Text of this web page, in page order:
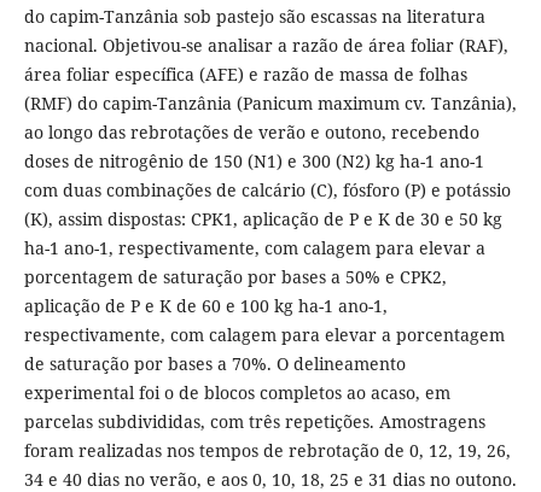
do capim-Tanzânia sob pastejo são escassas na literatura
nacional. Objetivou-se analisar a razão de área foliar (RAF),
área foliar específica (AFE) e razão de massa de folhas
(RMF) do capim-Tanzânia (Panicum maximum cv. Tanzânia),
ao longo das rebrotações de verão e outono, recebendo
doses de nitrogênio de 150 (N1) e 300 (N2) kg ha-1 ano-1
com duas combinações de calcário (C), fósforo (P) e potássio
(K), assim dispostas: CPK1, aplicação de P e K de 30 e 50 kg
ha-1 ano-1, respectivamente, com calagem para elevar a
porcentagem de saturação por bases a 50% e CPK2,
aplicação de P e K de 60 e 100 kg ha-1 ano-1,
respectivamente, com calagem para elevar a porcentagem
de saturação por bases a 70%. O delineamento
experimental foi o de blocos completos ao acaso, em
parcelas subdivididas, com três repetições. Amostragens
foram realizadas nos tempos de rebrotação de 0, 12, 19, 26,
34 e 40 dias no verão, e aos 0, 10, 18, 25 e 31 dias no outono.